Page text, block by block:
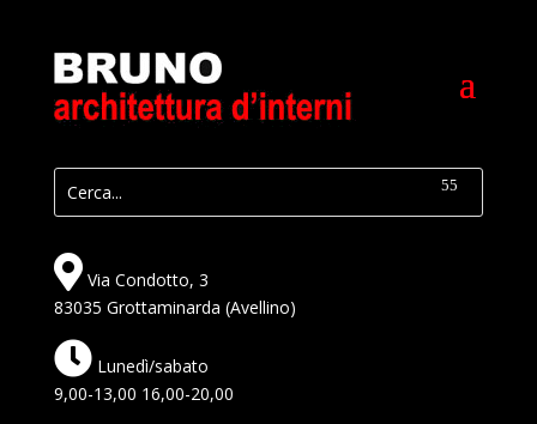
Via Condotto, 3
83035 Grottaminarda (Avellino)
Lunedì/sabato
9,00-13,00 16,00-20,00